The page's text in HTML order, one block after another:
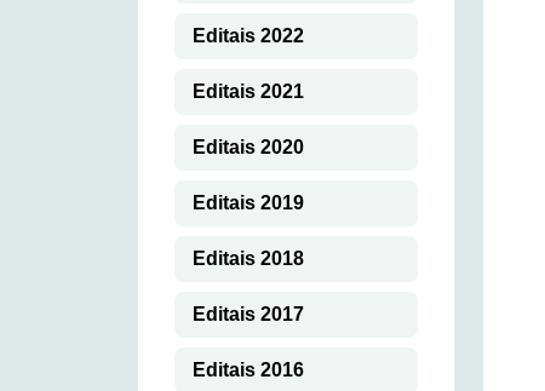
Editais 2022
Editais 2021
Editais 2020
Editais 2019
Editais 2018
Editais 2017
Editais 2016